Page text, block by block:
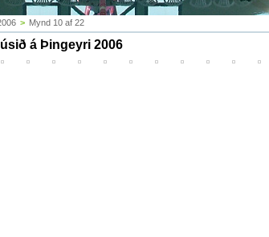
> Mynd 10 af 22
á Þingeyri 2006